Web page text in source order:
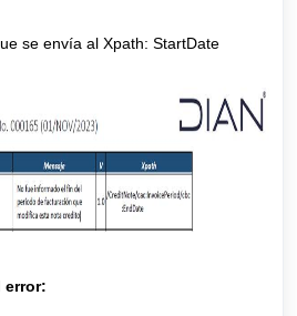
se envía al Xpath: StartDate
error: